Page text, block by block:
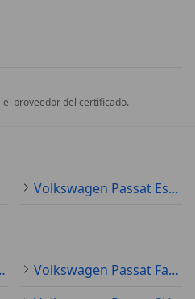
proveedor del certificado.
Volkswagen Passat Especificaciones técnicas
Sedán
Volkswagen Passat Familiar